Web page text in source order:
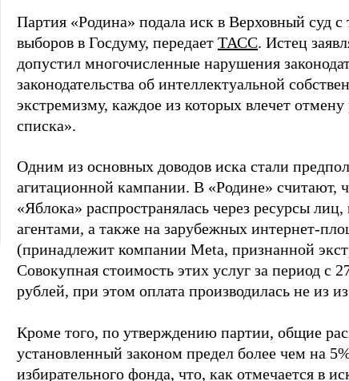
Партия «Родина» подала иск в Верховный суд с
выборов в Госдуму, передает ТАСС. Истец
допустил многочисленные нарушения
законодательства об интеллектуальной
экстремизму, каждое из которых влечет
списка».
Одним из основных доводов иска стали
агитационной кампании. В «Родине» считают,
«Яблока» распространялась через ресурсы
агентами, а также на зарубежных интернет-
(принадлежит компании Meta, признанной
Совокупная стоимость этих услуг за период с
рублей, при этом оплата производилась не из
Кроме того, по утверждению партии, общие
установленный законом предел более чем на
избирательного фонда, что, как отмечается в